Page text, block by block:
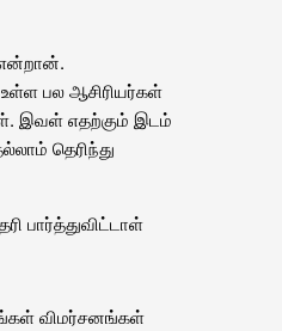
என்றான்.
பல ஆசிரியர்கள்
இவள் எதற்கும் இடம்
தெரிந்து
பார்த்துவிட்டாள்
விமர்சனங்கள்